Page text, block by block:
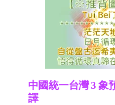
中國統一台灣 3 象
譯